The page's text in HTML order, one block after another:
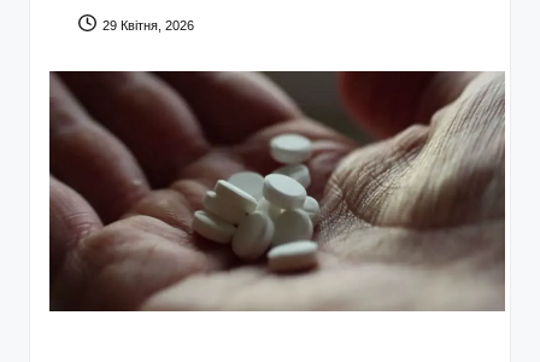
29 Квітня, 2026